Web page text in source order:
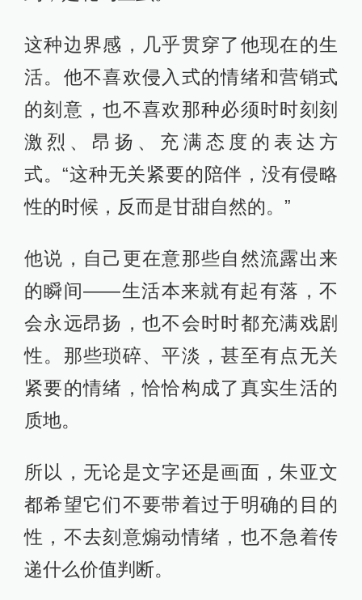
这种边界感，几乎贯穿了他现在的生
活。他不喜欢侵入式的情绪和营销式
的刻意，也不喜欢那种必须时时刻刻
激烈、昂扬、充满态度的表达方
式。“这种无关紧要的陪伴，没有侵略
性的时候，反而是甘甜自然的。”
他说，自己更在意那些自然流露出来
的瞬间——生活本来就有起有落，不
会永远昂扬，也不会时时都充满戏剧
性。那些琐碎、平淡，甚至有点无关
紧要的情绪，恰恰构成了真实生活的
质地。
所以，无论是文字还是画面，朱亚文
都希望它们不要带着过于明确的目的
性，不去刻意煽动情绪，也不急着传
递什么价值判断。